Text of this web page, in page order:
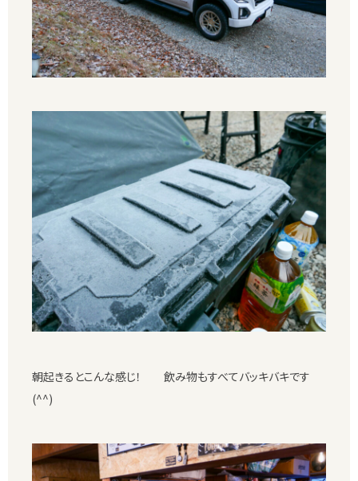
朝起きるとこんな感じ！ 飲み物もすべてバッキバキです
(^^)